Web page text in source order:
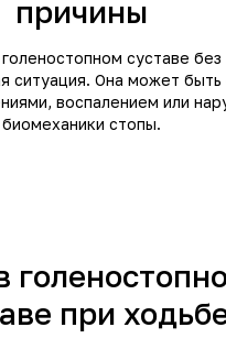
причины
суставе
ситуация. Она может быть
воспалением или
биомеханики стопы.
при